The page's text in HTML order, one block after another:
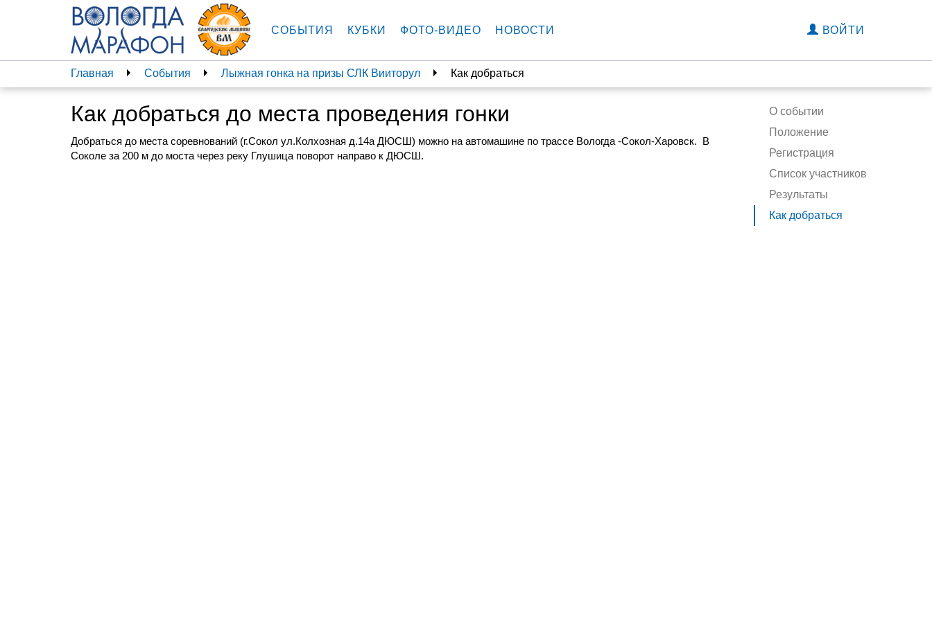
СОБЫТИЯ КУБКИ ФОТО-ВИДЕО НОВОСТИ ВОЙТИ
Главная События Лыжная гонка на призы СЛК Вииторул Как добраться
О событии
Положение
Регистрация
Список участников
Результаты
Как добраться
Как добраться до места проведения гонки
Добраться до места соревнований (г.Сокол ул.Колхозная д.14а ДЮСШ) можно на автомашине по трассе Вологда -Сокол-Харовск. В
Соколе за 200 м до моста через реку Глушица поворот направо к ДЮСШ.